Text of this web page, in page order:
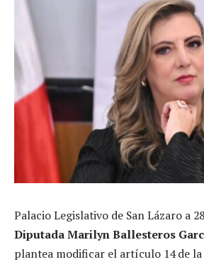
Palacio Legislativo de San Lázaro a
Diputada Marilyn Ballesteros
plantea modificar el artículo 14 de la